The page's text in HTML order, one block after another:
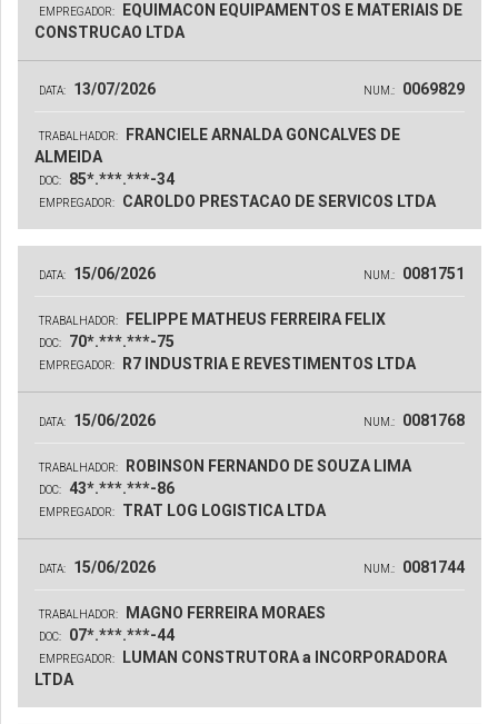
EMPREGADOR:
EQUIMACON EQUIPAMENTOS E MATERIAIS DE
CONSTRUCAO LTDA
DATA: 13/07/2026 NUM.: 0069829
TRABALHADOR:
FRANCIELE ARNALDA GONCALVES DE
ALMEIDA
DOC: 85*.***.***-34
EMPREGADOR: CAROLDO PRESTACAO DE SERVICOS LTDA
DATA: 15/06/2026 NUM.: 0081751
TRABALHADOR: FELIPPE MATHEUS FERREIRA FELIX
DOC: 70*.***.***-75
EMPREGADOR: R7 INDUSTRIA E REVESTIMENTOS LTDA
DATA: 15/06/2026 NUM.: 0081768
TRABALHADOR: ROBINSON FERNANDO DE SOUZA LIMA
DOC: 43*.***.***-86
EMPREGADOR: TRAT LOG LOGISTICA LTDA
DATA: 15/06/2026 NUM.: 0081744
TRABALHADOR: MAGNO FERREIRA MORAES
DOC: 07*.***.***-44
EMPREGADOR:
LUMAN CONSTRUTORA a INCORPORADORA
LTDA